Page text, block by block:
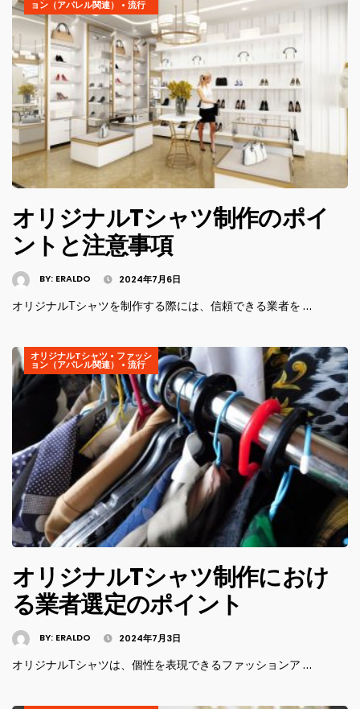
ョン（アパレル関連） • 流行
オリジナルTシャツ制作のポイ
ントと注意事項
BY: ERALDO 2024年7月6日
オリジナルTシャツを制作する際には、信頼できる業者を …
オリジナルTシャツ • ファッシ
ョン（アパレル関連）• 流行
オリジナルTシャツ制作におけ
る業者選定のポイント
BY: ERALDO 2024年7月3日
オリジナルTシャツは、個性を表現できるファッションア …